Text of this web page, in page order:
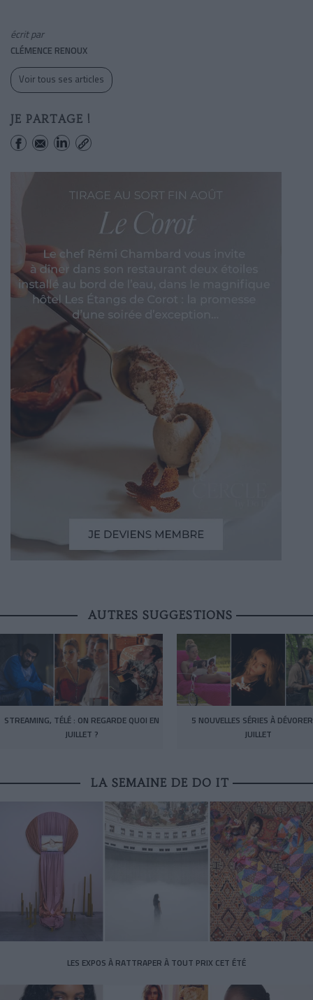
écrit par
CLÉMENCE RENOUX
Voir tous ses articles
JE PARTAGE !
AUTRES SUGGESTIONS
STREAMING, TÉLÉ : ON REGARDE QUOI EN
JUILLET ?
5 NOUVELLES SÉRIES À
JUILLET
LA SEMAINE DE DO IT
LES EXPOS À RATTRAPER À TOUT PRIX CET ÉTÉ